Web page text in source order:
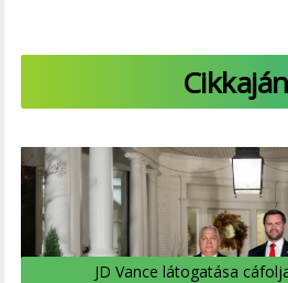
JD Vance látogatása